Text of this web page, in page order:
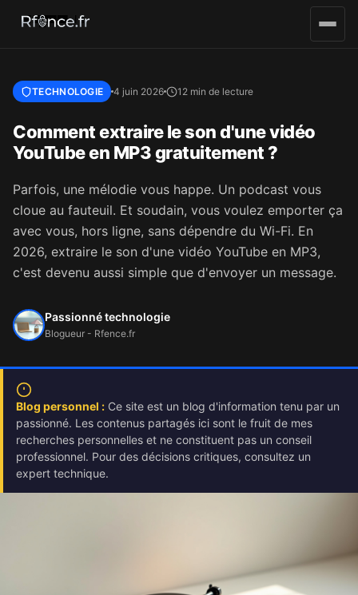
TECHNOLOGIE 4 juin 2026 12 min de lecture
Comment extraire le son d'une vidéo
YouTube en MP3 gratuitement ?
Parfois, une mélodie vous happe. Un podcast vous
cloue au fauteuil. Et soudain, vous voulez emporter ça
avec vous, hors ligne, sans dépendre du Wi-Fi. En
2026, extraire le son d'une vidéo YouTube en MP3,
c'est devenu aussi simple que d'envoyer un message.
Passionné technologie
Blogueur - Rfence.fr
Blog personnel : Ce site est un blog d'information tenu par un
passionné. Les contenus partagés ici sont le fruit de mes
recherches personnelles et ne constituent pas un conseil
professionnel. Pour des décisions critiques, consultez un
expert technique.